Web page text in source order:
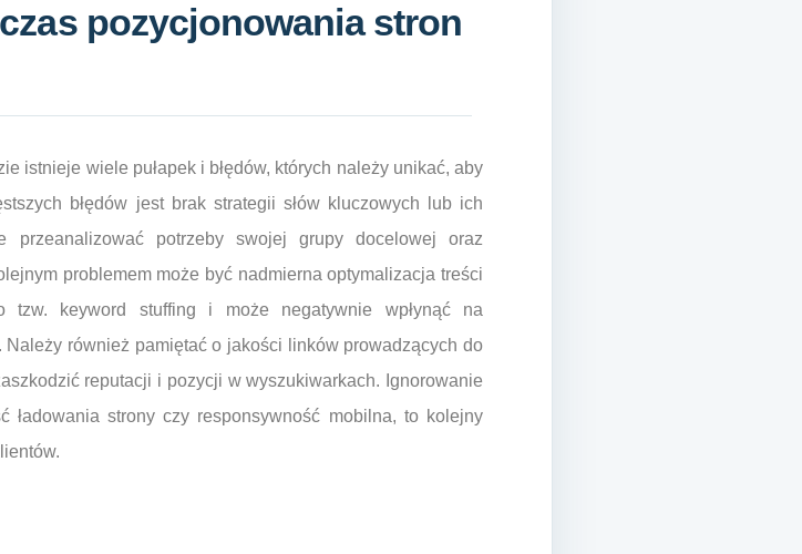
pozycjonowania stron
istnieje wiele pułapek i błędów, których należy unikać, aby
błędów jest brak strategii słów kluczowych lub ich
przeanalizować potrzeby swojej grupy docelowej oraz
problemem może być nadmierna optymalizacja treści
tzw. keyword stuffing i może negatywnie wpłynąć na
również pamiętać o jakości linków prowadzących do
reputacji i pozycji w wyszukiwarkach. Ignorowanie
ładowania strony czy responsywność mobilna, to kolejny